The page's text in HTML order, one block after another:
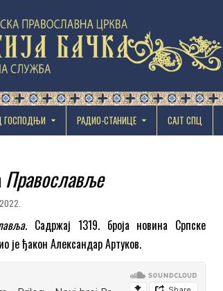
ГОСПОДЊИ РАДИО-СТАНИЦЕ САЈТ СПЦ
Православље
. Садржај 1319. броја новина Српске
је ђакон Александар Артуков.